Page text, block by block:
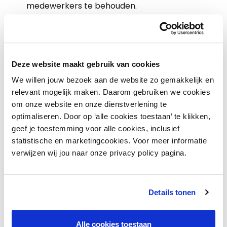
Deze website maakt gebruik van cookies
We willen jouw bezoek aan de website zo gemakkelijk en
relevant mogelijk maken. Daarom gebruiken we cookies
om onze website en onze dienstverlening te
optimaliseren. Door op ‘alle cookies toestaan’ te klikken,
geef je toestemming voor alle cookies, inclusief
statistische en marketingcookies. Voor meer informatie
verwijzen wij jou naar onze privacy policy pagina.
Details tonen
Alle cookies toestaan
medewerkers te behouden.
Zorg voor een positief afscheid
Als je medewerker met een goed gevoel
afscheid neemt, dan zal hij zich eerder positief
uitlaten over jouw bedrijf. Dat versterkt jouw
positie als werkgever bij eventuele nieuwe
kandidaten. Bovendien is het voor jullie allebei,
en voor het hele team, fijn om op vriendelijke
manier afscheid te nemen. Natuurlijk werkt dat
het best wanneer jullie in goed overleg afscheid
zo positief mogelijke – afsluiting van een
dienstverband een sterke aanrader.